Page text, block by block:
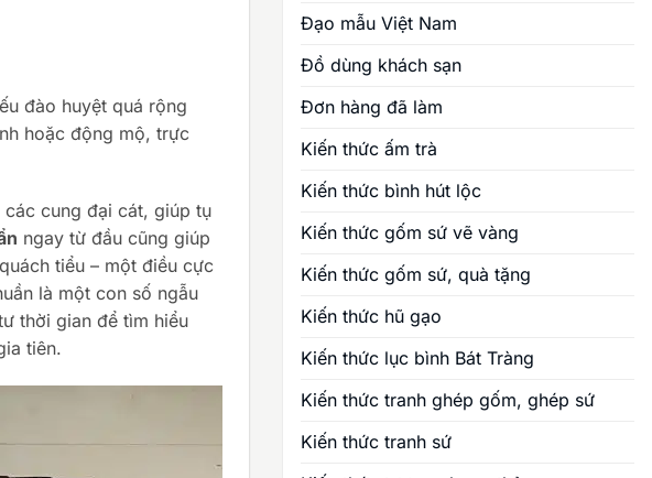
đào huyệt quá rộng
hoặc động mộ, trực
cung đại cát, giúp tụ
ngay từ đầu cũng giúp
tiểu – một điều cực
là một con số ngẫu
thời gian để tìm hiểu
tiên.
Đạo mẫu Việt Nam
Đồ dùng khách sạn
Đơn hàng đã làm
Kiến thức ấm trà
Kiến thức bình hút lộc
Kiến thức gốm sứ vẽ vàng
Kiến thức gốm sứ, quà tặng
Kiến thức hũ gạo
Kiến thức lục bình Bát Tràng
Kiến thức tranh ghép gốm, ghép sứ
Kiến thức tranh sứ